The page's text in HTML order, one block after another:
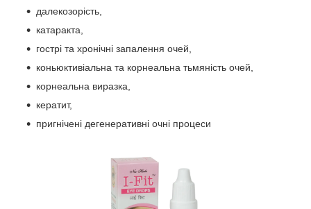
далекозорість,
катаракта,
гострі та хронічні запалення очей,
коньюктивіальна та корнеальна тьмяність очей,
корнеальна виразка,
кератит,
пригнічені дегенеративні очні процеси